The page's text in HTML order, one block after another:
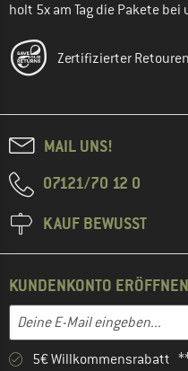
holt 5x am Tag die Pakete bei
Zertifizierter
MAIL UNS!
07121/70 12 0
KAUF BEWUSST
KUNDENKONTO ERÖFFNEN
E-Mail-Adresse
Gib hier deine E-Mail-
5€ Willkommensrabatt